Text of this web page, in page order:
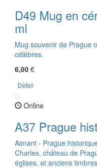
D49 Mug en
ml
Mug souvenir de Prague
célèbres.
6,00 €
Detail
Online
A37 Prague
Aimant - Prague
Charles, château de
églises, et anciens